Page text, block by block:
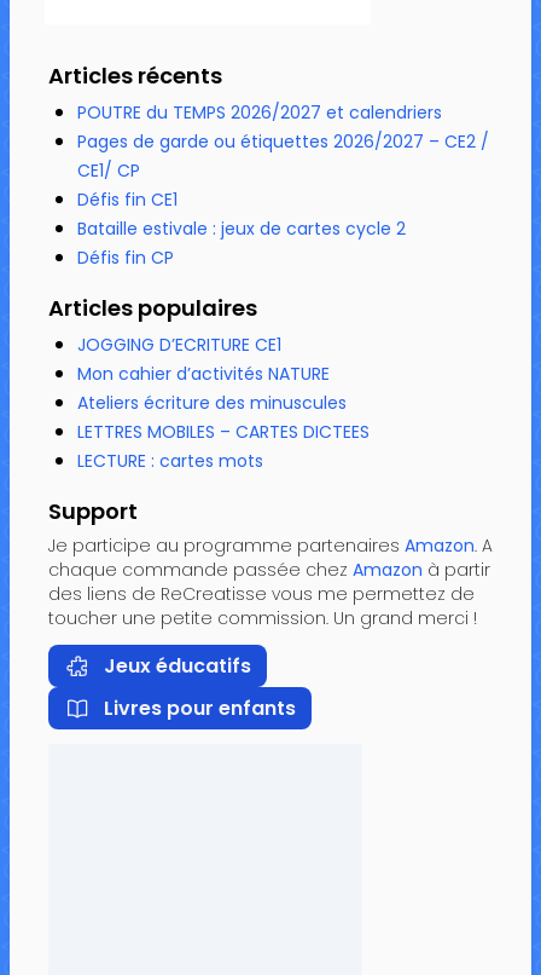
Articles récents
POUTRE du TEMPS 2026/2027 et calendriers
Pages de garde ou étiquettes 2026/2027 – CE2 /
CE1/ CP
Défis fin CE1
Bataille estivale : jeux de cartes cycle 2
Défis fin CP
Articles populaires
JOGGING D’ECRITURE CE1
Mon cahier d’activités NATURE
Ateliers écriture des minuscules
LETTRES MOBILES – CARTES DICTEES
LECTURE : cartes mots
Support
Je participe au programme partenaires Amazon. A
chaque commande passée chez Amazon à partir
des liens de ReCreatisse vous me permettez de
toucher une petite commission. Un grand merci !
Jeux éducatifs
Livres pour enfants